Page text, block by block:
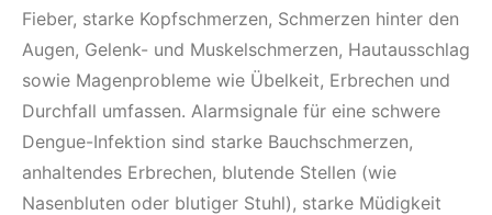
Fieber, starke Kopfschmerzen, Schmerzen hinter den
Augen, Gelenk- und Muskelschmerzen, Hautausschlag
sowie Magenprobleme wie Übelkeit, Erbrechen und
Durchfall umfassen. Alarmsignale für eine schwere
Dengue-Infektion sind starke Bauchschmerzen,
anhaltendes Erbrechen, blutende Stellen (wie
Nasenbluten oder blutiger Stuhl), starke Müdigkeit